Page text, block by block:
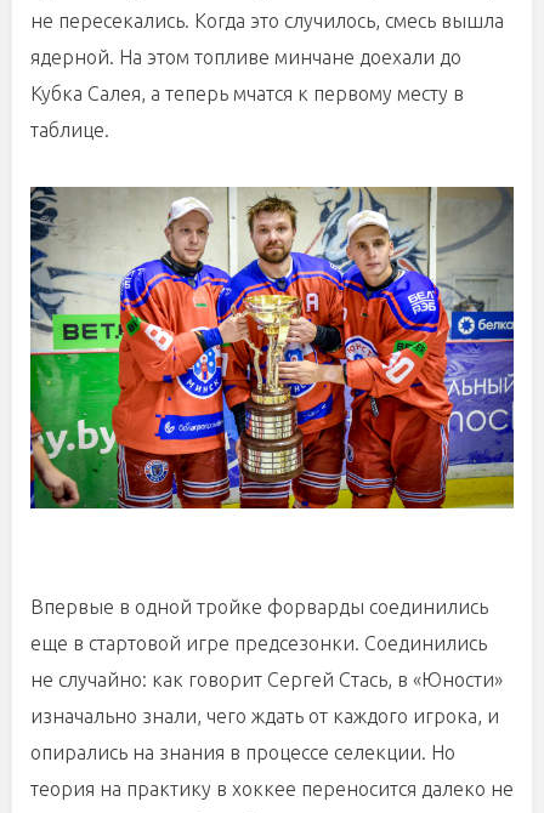
не пересекались. Когда это случилось, смесь вышла
ядерной. На этом топливе минчане доехали до
Кубка Салея, а теперь мчатся к первому месту в
таблице.
Впервые в одной тройке форварды соединились
еще в стартовой игре предсезонки. Соединились
не случайно: как говорит Сергей Стась, в «Юности»
изначально знали, чего ждать от каждого игрока, и
опирались на знания в процессе селекции. Но
теория на практику в хоккее переносится далеко не